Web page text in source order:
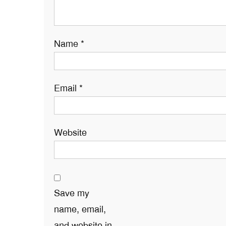
Name *
Email *
Website
Save my
name, email,